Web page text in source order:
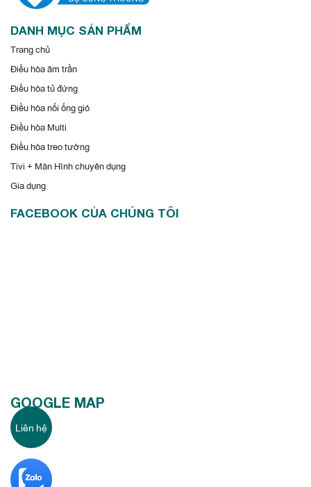
DANH MỤC SẢN PHẨM
Trang chủ
Điều hòa âm trần
Điều hòa tủ đứng
Điều hòa nối ống gió
Điều hòa Multi
Điều hòa treo tường
Tivi + Màn Hình chuyên dụng
Gia dụng
FACEBOOK CỦA CHÚNG TÔI
GOOGLE MAP
Liên hệ